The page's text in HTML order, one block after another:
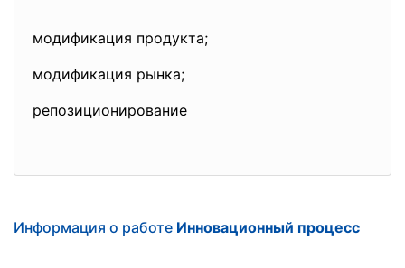
модификация продукта;
модификация рынка;
репозиционирование
Информация о работе Инновационный процесс